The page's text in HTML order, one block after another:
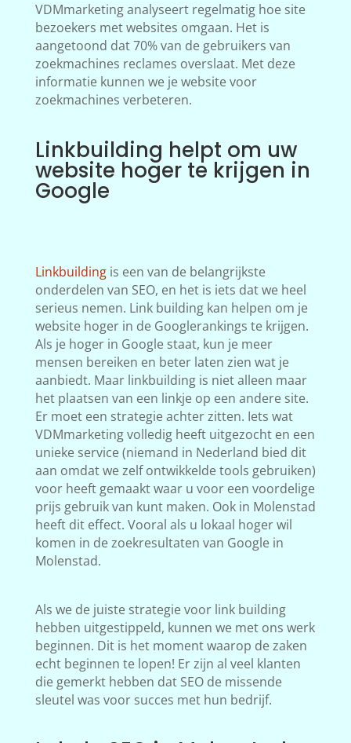
VDMmarketing analyseert regelmatig hoe site
bezoekers met websites omgaan. Het is
aangetoond dat 70% van de gebruikers van
zoekmachines reclames overslaat. Met deze
informatie kunnen we je website voor
zoekmachines verbeteren.
Linkbuilding helpt om uw
website hoger te krijgen in
Google
Linkbuildingis een van de belangrijkste
onderdelen van SEO, en het is iets dat we heel
serieus nemen. Link building kan helpen om je
website hoger in de Googlerankings te krijgen.
Als je hoger in Google staat, kun je meer
mensen bereiken en beter laten zien wat je
aanbiedt. Maar linkbuilding is niet alleen maar
het plaatsen van een linkje op een andere site.
Er moet een strategie achter zitten. Iets wat
VDMmarketing volledig heeft uitgezocht en een
unieke service (niemand in Nederland bied dit
aan omdat we zelf ontwikkelde tools gebruiken)
voor heeft gemaakt waar u voor een voordelige
prijs gebruik van kunt maken. Ook in Molenstad
heeft dit effect. Vooral als u lokaal hoger wil
komen in de zoekresultaten van Google in
Molenstad.
Als we de juiste strategie voor link building
hebben uitgestippeld, kunnen we met ons werk
beginnen. Dit is het moment waarop de zaken
echt beginnen te lopen! Er zijn al veel klanten
die gemerkt hebben dat SEO de missende
sleutel was voor succes met hun bedrijf.